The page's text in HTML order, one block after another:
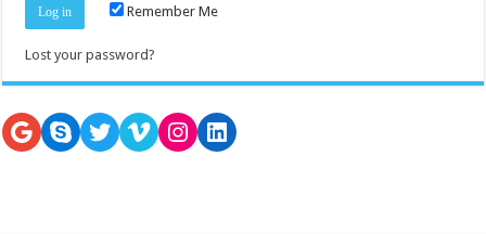
Remember Me
Lost your password?
Google
SkypeTwitter
VimeoInstagram
LinkedIn